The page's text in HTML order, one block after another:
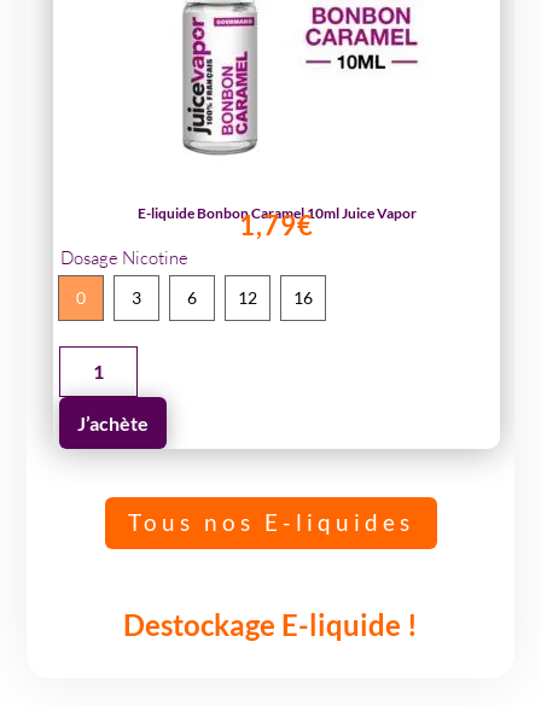
E-liquide Bonbon Caramel 10ml Juice Vapor
1,79€
Dosage Nicotine
0 3 6 12 16
quantité
de
liquide
J’achète
Tous nos E-liquides
Destockage E-liquide !